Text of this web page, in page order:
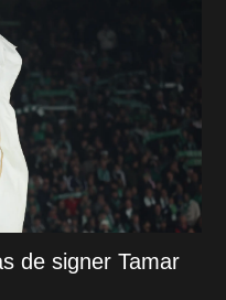
de signer Tamar